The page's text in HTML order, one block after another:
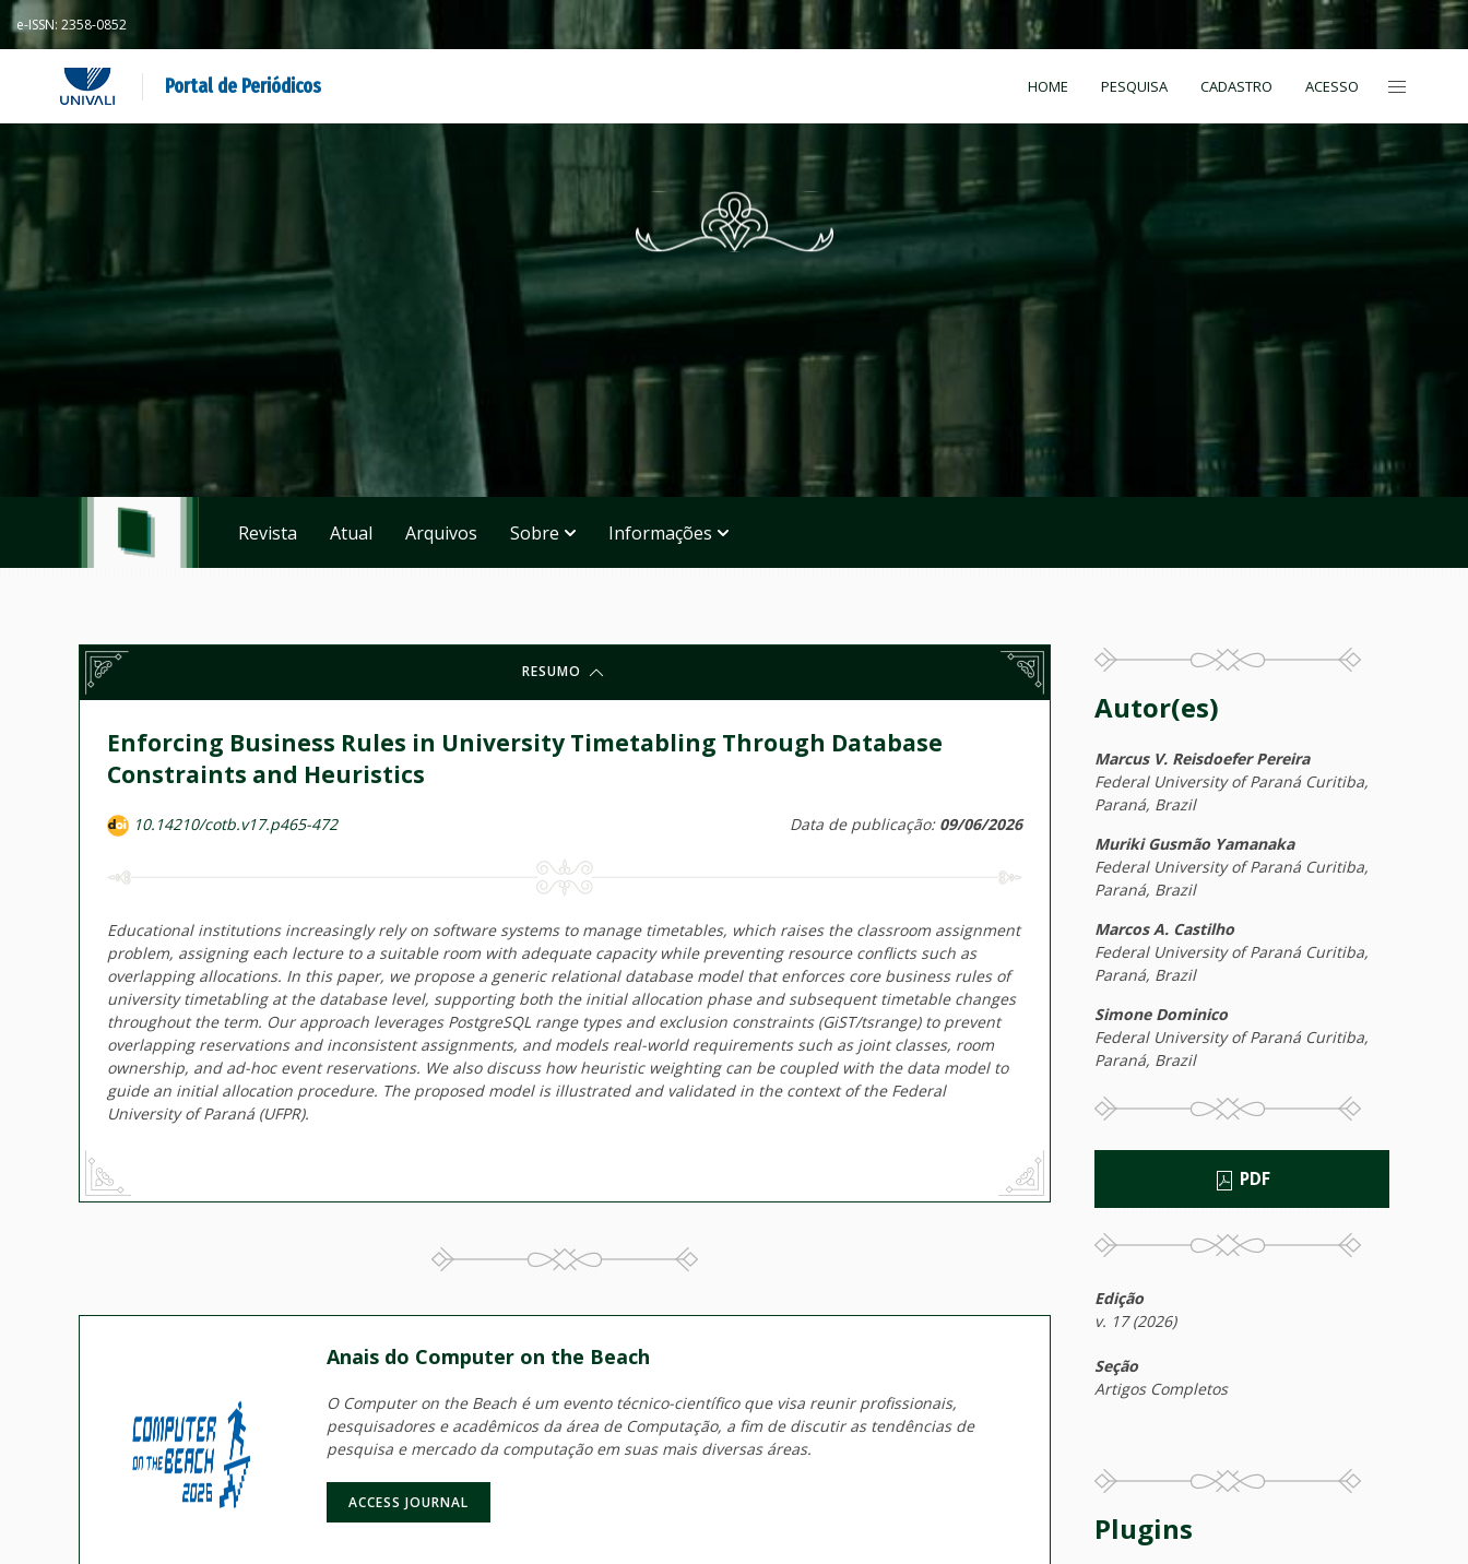
e-ISSN: 2358-0852
Portal de Periódicos HOME PESQUISA CADASTRO ACESSO
Revista Atual Arquivos Sobre Informações
RESUMO
Enforcing Business Rules in University Timetabling Through Database
Constraints and Heuristics
10.14210/cotb.v17.p465-472 Data de publicação: 09/06/2026
Educational institutions increasingly rely on software systems to manage timetables, which raises the classroom assignment
problem, assigning each lecture to a suitable room with adequate capacity while preventing resource conflicts such as
overlapping allocations. In this paper, we propose a generic relational database model that enforces core business rules of
university timetabling at the database level, supporting both the initial allocation phase and subsequent timetable changes
throughout the term. Our approach leverages PostgreSQL range types and exclusion constraints (GiST/tsrange) to prevent
overlapping reservations and inconsistent assignments, and models real-world requirements such as joint classes, room
ownership, and ad-hoc event reservations. We also discuss how heuristic weighting can be coupled with the data model to
guide an initial allocation procedure. The proposed model is illustrated and validated in the context of the Federal
University of Paraná (UFPR).
Anais do Computer on the Beach
O Computer on the Beach é um evento técnico-científico que visa reunir profissionais,
pesquisadores e acadêmicos da área de Computação, a fim de discutir as tendências de
pesquisa e mercado da computação em suas mais diversas áreas.
ACCESS JOURNAL
Autor(es)
Marcus V. Reisdoefer Pereira
Federal University of Paraná Curitiba,
Paraná, Brazil
Muriki Gusmão Yamanaka
Federal University of Paraná Curitiba,
Paraná, Brazil
Marcos A. Castilho
Federal University of Paraná Curitiba,
Paraná, Brazil
Simone Dominico
Federal University of Paraná Curitiba,
Paraná, Brazil
PDF
Edição
v. 17 (2026)
Seção
Artigos Completos
Plugins